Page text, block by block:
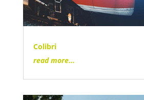
Colibri
read more...